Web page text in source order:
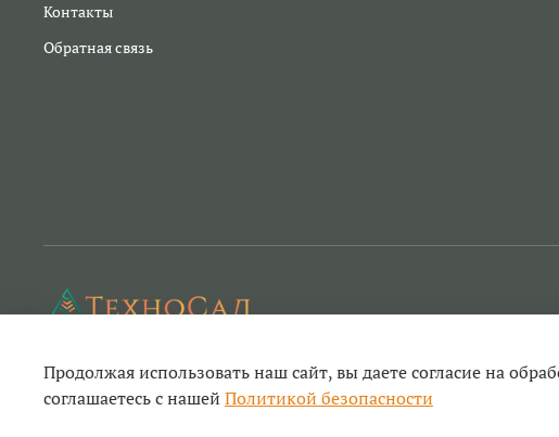
Контакты
Обратная связь
© 2022-2026
Техносад- ремонт садовой техники и инструмента в
Продолжая использовать наш сайт, вы даете согласие на
соглашаетесь с нашей Политикой безопасности